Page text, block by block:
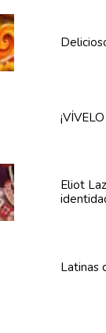
Eliot
Latinas